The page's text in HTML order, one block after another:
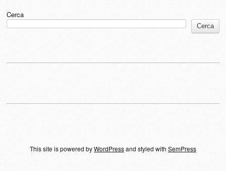
Cerca
Cerca
This site is powered byWordPressand styled with SemPress